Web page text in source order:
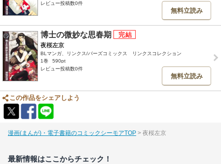
レビュー投稿数0件
無料立読み
博士の微妙な思春期
夜桜左京
BLマンガ、リンクス/バーズコミックス リンクスコレクション
1巻
590pt
レビュー投稿数0件
無料立読み
この作品をシェアしよう
漫画(まんが)・電子書籍のコミックシーモアTOP 夜桜左京
最新情報はここからチェック！